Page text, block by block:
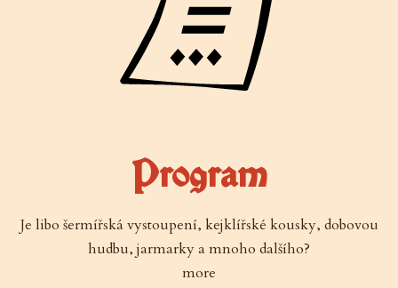
Program
Je libo šermířská vystoupení, kejklířské kousky, dobovou
hudbu, jarmarky a mnoho dalšího?
more